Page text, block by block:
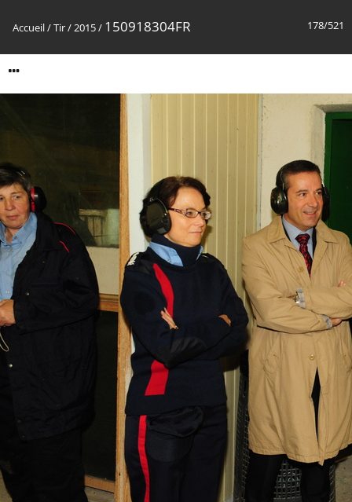
178/521
Accueil/Tir/2015/ 150918304FR